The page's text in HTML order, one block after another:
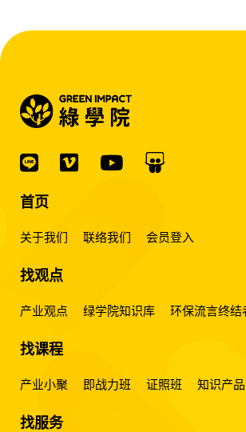
首页
关于我们 联络我们 会员登入
找观点
产业观点 绿学院知识库 环保流言终结
找课程
产业小聚 即战力班 证照班 知识产品
找服务